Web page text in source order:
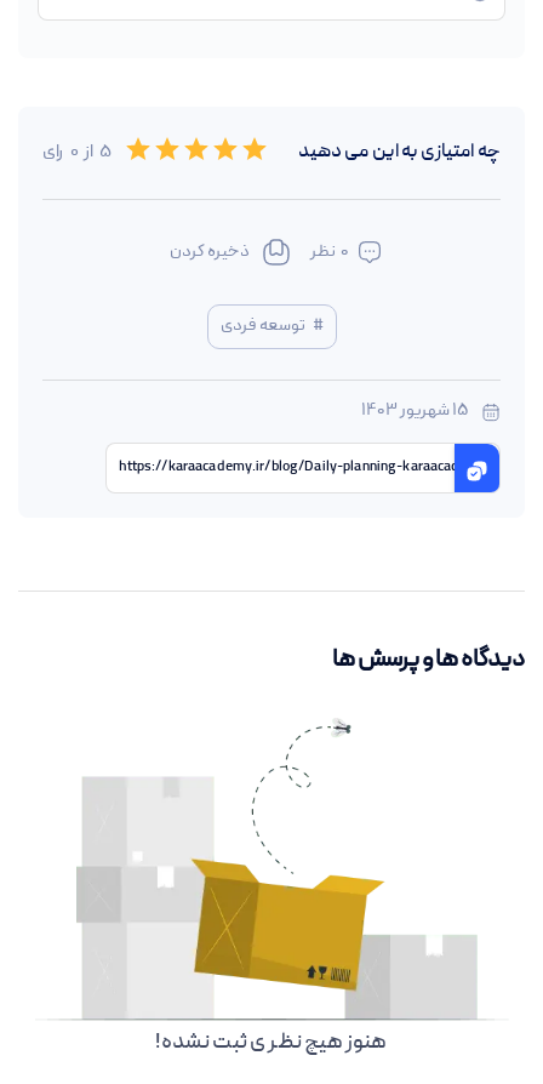
چه امتیازی به اینمی دهید
0.5 Stars
1 Star1.5 Stars
2 Stars
2.5 Stars
3 Stars
3.5 Stars
4 Stars4.5 Stars
5 Stars
Empty
5 از0 رای
0 نظر ذخیره کردن
# توسعه فردی
15 شهریور 1403
https://karaacademy.ir/blog/Daily-planning-karaacademy
دیدگاه ها و پرسش ها
هنوز هیچ نظر ی ثبت نشده!